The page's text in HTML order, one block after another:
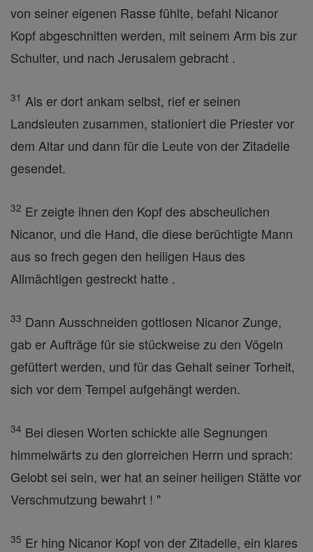
von seiner eigenen Rasse fühlte, befahl Nicanor
Kopf abgeschnitten werden, mit seinem Arm bis zur
Schulter, und nach Jerusalem gebracht .
31 Als er dort ankam selbst, rief er seinen
Landsleuten zusammen, stationiert die Priester vor
dem Altar und dann für die Leute von der Zitadelle
gesendet.
32 Er zeigte ihnen den Kopf des abscheulichen
Nicanor, und die Hand, die diese berüchtigte Mann
aus so frech gegen den heiligen Haus des
Allmächtigen gestreckt hatte .
33 Dann Ausschneiden gottlosen Nicanor Zunge,
gab er Aufträge für sie stückweise zu den Vögeln
gefüttert werden, und für das Gehalt seiner Torheit,
sich vor dem Tempel aufgehängt werden.
34 Bei diesen Worten schickte alle Segnungen
himmelwärts zu den glorreichen Herrn und sprach:
Gelobt sei sein, wer hat an seiner heiligen Stätte vor
Verschmutzung bewahrt ! "
35 Er hing Nicanor Kopf von der Zitadelle, ein klares